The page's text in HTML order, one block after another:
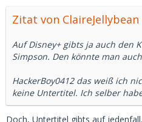
Zitat von ClaireJellybean
Auf Disney+ gibts ja auch den
Simpson. Den könnte man
HackerBoy0412 das weiß ich
keine Untertitel. Ich selber
Doch, Untertitel gibts auf